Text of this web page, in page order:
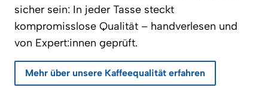
sicher sein: In jeder Tasse steckt
kompromisslose Qualität – handverlesen und
von Expert:innen geprüft.
Mehr über unsere Kaffeequalität erfahren